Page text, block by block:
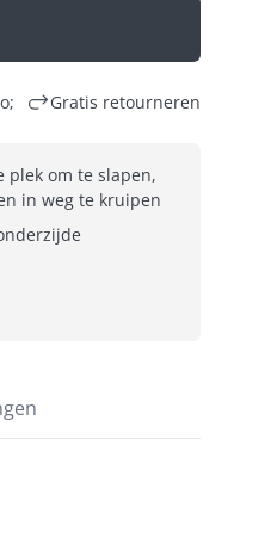
Gratis retourneren
plek om te slapen,
in weg te kruipen